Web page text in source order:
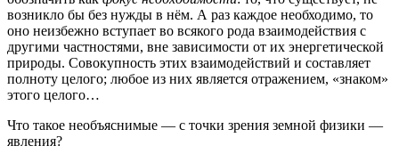
возникло бы без нужды в нём. А раз каждое необходимо, то
оно неизбежно вступает во всякого рода взаимодействия с
другими частностями, вне зависимости от их энергетической
природы. Совокупность этих взаимодействий и составляет
полноту целого; любое из них является отражением, «знаком»
этого целого…
Что такое необъяснимые — с точки зрения земной физики —
явления?